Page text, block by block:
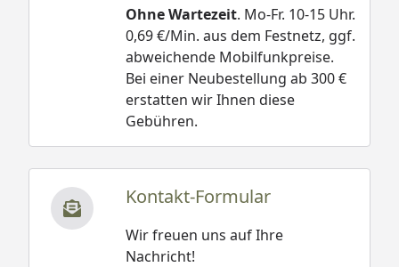
Ohne Wartezeit. Mo-Fr. 10-15 Uhr.
0,69 €/Min. aus dem Festnetz, ggf.
abweichende Mobilfunkpreise.
Bei einer Neubestellung ab 300 €
erstatten wir Ihnen diese
Gebühren.
Kontakt-Formular
Wir freuen uns auf Ihre
Nachricht!